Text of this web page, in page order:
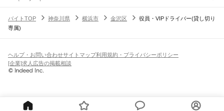
バイトTOP 神奈川県 横浜市 金沢区
役員・VIPドライバー(貸し切り
専属)
ヘルプ・お問い合わせサイトマップ利用規約・プライバシーポリシー
[企業]求人広告の掲載相談